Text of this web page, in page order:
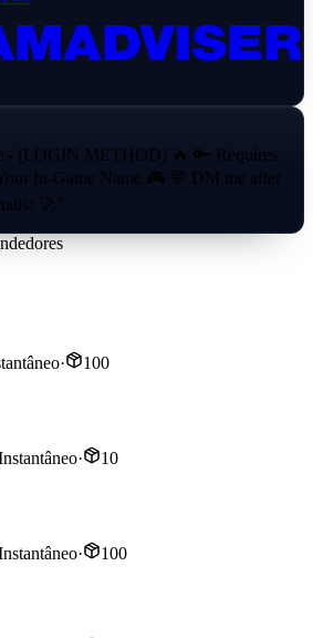
- (LOGIN METHOD) 🔥 🔑 Requires
In-Game Name 🎮 💬 DM me after
🚀"
· 100
· 10
· 100